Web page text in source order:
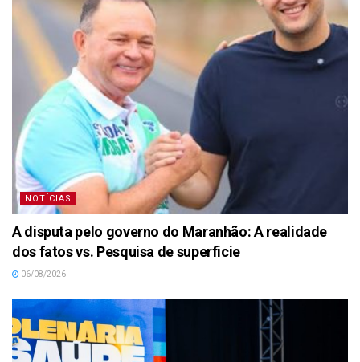
NOTÍCIAS
A disputa pelo governo do Maranhão: A realidade
dos fatos vs. Pesquisa de superficie
06/08/2026